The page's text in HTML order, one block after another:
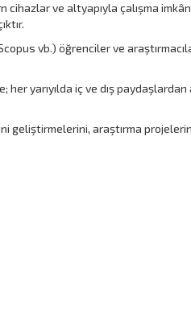
cihazlar ve altyapıyla çalışma
vb.) öğrenciler ve
yarıyılda iç ve dış paydaşlardan
geliştirmelerini, araştırma